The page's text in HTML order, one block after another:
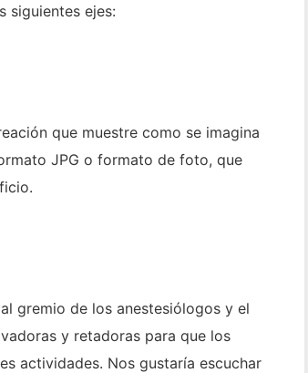
siguientes ejes:
que muestre como se imagina
JPG o formato de foto, que
gremio de los anestesiólogos y el
y retadoras para que los
actividades. Nos gustaría escuchar